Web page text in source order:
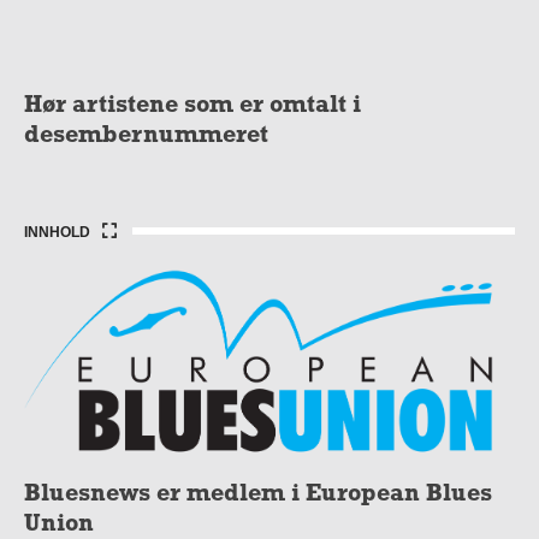
Hør artistene som er omtalt i
desembernummeret
INNHOLD
Bluesnews er medlem i European Blues
Union